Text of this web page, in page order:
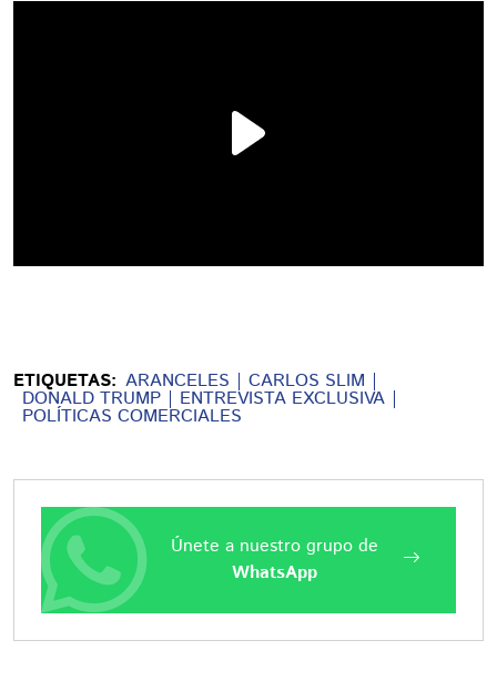
ETIQUETAS: ARANCELES CARLOS SLIM
DONALD TRUMP ENTREVISTA EXCLUSIVA
POLÍTICAS COMERCIALES
Únete a nuestro grupo de
WhatsApp